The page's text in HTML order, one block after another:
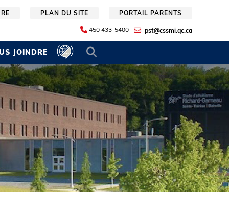
PLAN DU SITE PORTAIL PARENTS
450 433-5400 pst@cssmi.qc.ca
JOINDRE